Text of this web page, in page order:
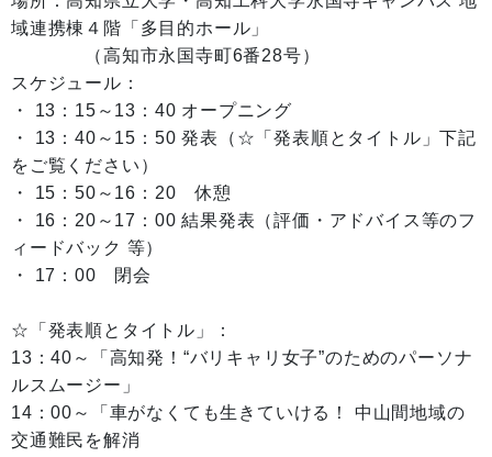
域連携棟４階「多目的ホール」
（高知市永国寺町6番28号）
スケジュール：
・ 13：15～13：40 オープニング
・ 13：40～15：50 発表（☆「発表順とタイトル」下記
をご覧ください）
・ 15：50～16：20 休憩
・ 16：20～17：00 結果発表（評価・アドバイス等のフ
ィードバック 等）
・ 17：00 閉会
☆「発表順とタイトル」：
13：40～「高知発！“バリキャリ女子”のためのパーソナ
ルスムージー」
14：00～「車がなくても生きていける！ 中山間地域の
交通難民を解消